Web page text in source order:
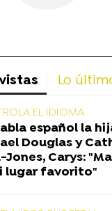
Lo
EL IDIOMA
español la
Douglas y
Jones, Carys:
lugar favorito"